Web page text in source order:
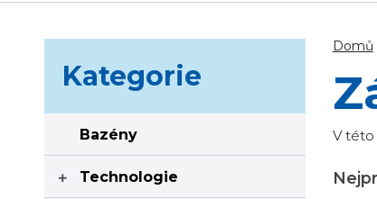
Kategorie
Bazény
Technologie

Domů
V této